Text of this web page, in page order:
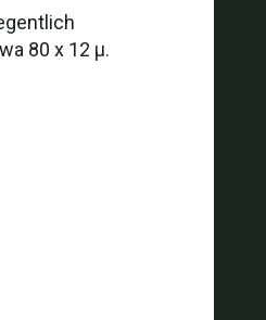
80 x 12 µ.